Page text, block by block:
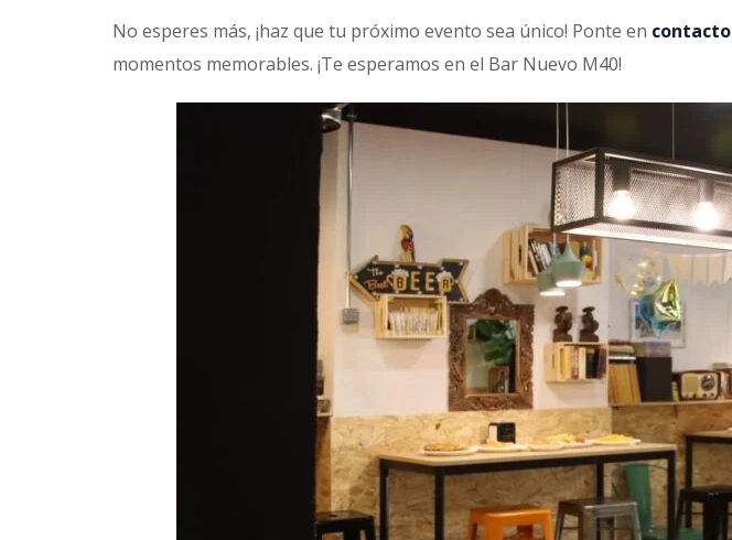
No esperes más, ¡haz que tu próximo evento sea único! Ponte en contacto
momentos memorables. ¡Te esperamos en el Bar Nuevo M40!